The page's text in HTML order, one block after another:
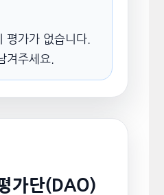
평가가 없습니다.
겨주세요.
가단(DAO)